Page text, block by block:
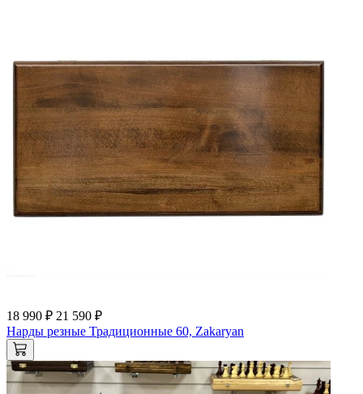
18 990 ₽ 21 590 ₽
Нарды резные Традиционные 60, Zakaryan